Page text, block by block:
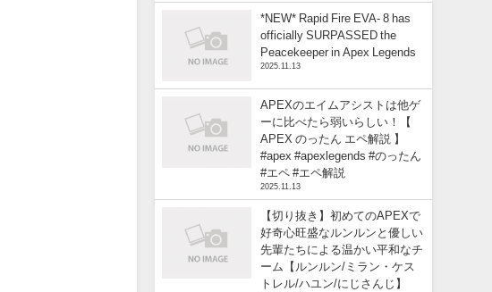
*NEW* Rapid Fire EVA- 8 has
officially SURPASSED the
Peacekeeper in Apex Legends
2025.11.13
APEXのエイムアシストは他ゲ
ーに比べたら弱いらしい！【
APEX のったん エペ解説 】
#apex #apexlegends #のったん
#エペ #エペ解説
2025.11.13
【切り抜き】初めてのAPEXで
好奇心旺盛なルンルンと優しい
先輩たちによる温かい平和なチ
ーム【ルンルン/ミラン・ケス
トレル/ハユン/にじさんじ】